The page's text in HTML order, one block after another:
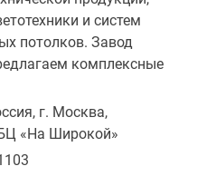
и систем
потолков. Завод
комплексные
г. Москва,
«На Широкой»